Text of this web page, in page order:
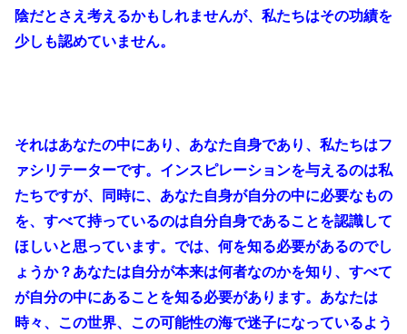
陰だとさえ考えるかもしれませんが、私たちはその功績を
少しも認めていません。
それはあなたの中にあり、あなた自身であり、私たちはフ
ァシリテーターです。インスピレーションを与えるのは私
たちですが、同時に、あなた自身が自分の中に必要なもの
を、すべて持っているのは自分自身であることを認識して
ほしいと思っています。では、何を知る必要があるのでし
ょうか？あなたは自分が本来は何者なのかを知り、すべて
が自分の中にあることを知る必要があります。あなたは
時々、この世界、この可能性の海で迷子になっているよう